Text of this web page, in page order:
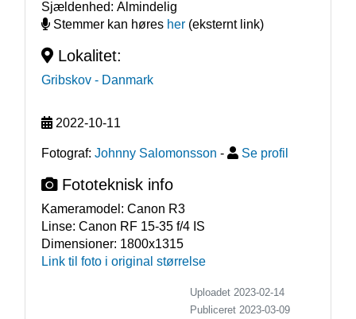
Sjældenhed: Almindelig
Stemmer kan høres her(eksternt link)
Lokalitet:
Gribskov - Danmark
2022-10-11
Fotograf: Johnny Salomonsson - Se profil
Fototeknisk info
Kameramodel: Canon R3
Linse: Canon RF 15-35 f/4 IS
Dimensioner: 1800x1315
Link til foto i original størrelse
Uploadet 2023-02-14
Publiceret 2023-03-09